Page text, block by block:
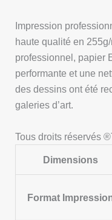
Impression
haute qualité en
professionnel, papier
performante et une
des dessins ont été
galeries d’art.
Tous droits réservés
Dimensions
Format